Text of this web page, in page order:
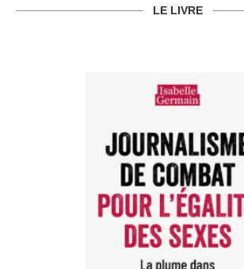
LE LIVRE